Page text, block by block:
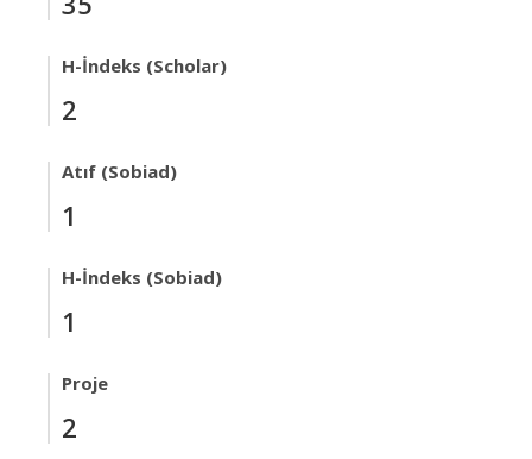
H-İndeks (Scholar)
2
Atıf (Sobiad)
1
H-İndeks (Sobiad)
1
Proje
2